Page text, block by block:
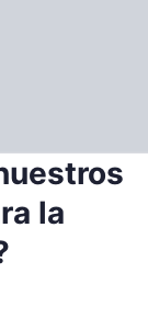
la